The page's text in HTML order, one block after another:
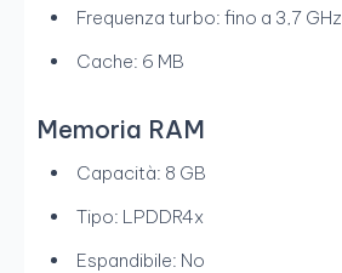
Frequenza turbo: fino a 3,7 GHz
Cache: 6 MB
Memoria RAM
Capacità: 8 GB
Tipo: LPDDR4x
Espandibile: No